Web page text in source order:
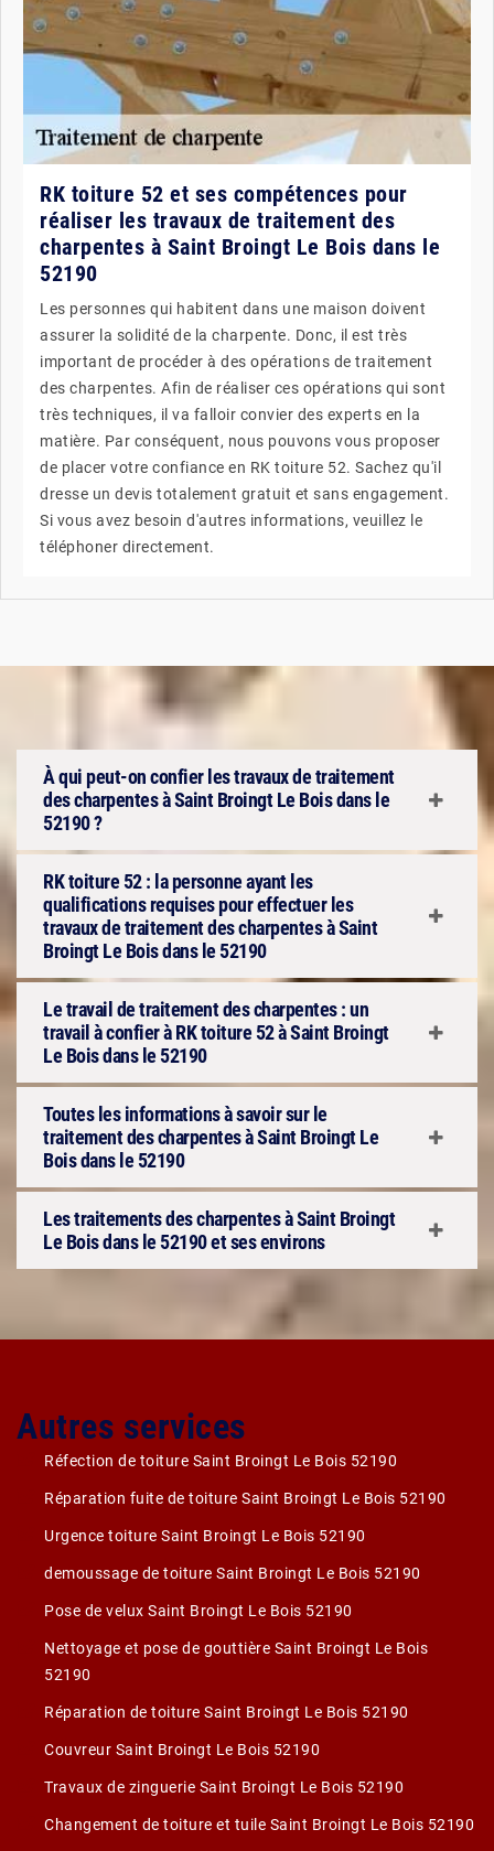
RK toiture 52 et ses compétences pour
réaliser les travaux de traitement des
charpentes à Saint Broingt Le Bois dans le
52190
Les personnes qui habitent dans une maison doivent
assurer la solidité de la charpente. Donc, il est très
important de procéder à des opérations de traitement
des charpentes. Afin de réaliser ces opérations qui sont
très techniques, il va falloir convier des experts en la
matière. Par conséquent, nous pouvons vous proposer
de placer votre confiance en RK toiture 52. Sachez qu'il
dresse un devis totalement gratuit et sans engagement.
Si vous avez besoin d'autres informations, veuillez le
téléphoner directement.
À qui peut-on confier les travaux de traitement
des charpentes à Saint Broingt Le Bois dans le
52190 ?
RK toiture 52 : la personne ayant les
qualifications requises pour effectuer les
travaux de traitement des charpentes à Saint
Broingt Le Bois dans le 52190
Le travail de traitement des charpentes : un
travail à confier à RK toiture 52 à Saint Broingt
Le Bois dans le 52190
Toutes les informations à savoir sur le
traitement des charpentes à Saint Broingt Le
Bois dans le 52190
Les traitements des charpentes à Saint Broingt
Le Bois dans le 52190 et ses environs
Autres services
Réfection de toiture Saint Broingt Le Bois 52190
Réparation fuite de toiture Saint Broingt Le Bois 52190
Urgence toiture Saint Broingt Le Bois 52190
demoussage de toiture Saint Broingt Le Bois 52190
Pose de velux Saint Broingt Le Bois 52190
Nettoyage et pose de gouttière Saint Broingt Le Bois
52190
Réparation de toiture Saint Broingt Le Bois 52190
Couvreur Saint Broingt Le Bois 52190
Travaux de zinguerie Saint Broingt Le Bois 52190
Changement de toiture et tuile Saint Broingt Le Bois 52190